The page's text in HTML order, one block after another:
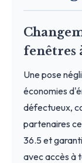
fenêtres
Une pose
économies
défectueux,
partenaires
36.5 et
avec accès à